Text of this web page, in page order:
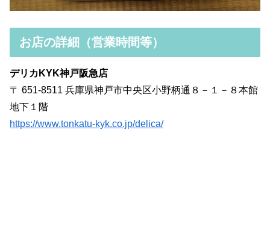
お店の詳細（営業時間等）
デリカKYK神戸阪急店
〒 651-8511 兵庫県神戸市中央区小野柄通８－１－８本館
地下１階
https://www.tonkatu-kyk.co.jp/delica/